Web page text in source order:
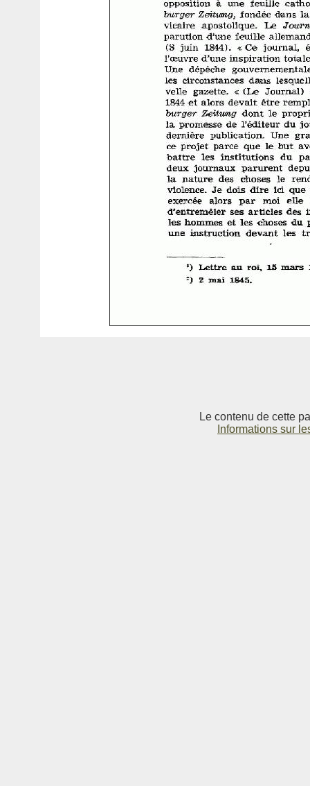
Le contenu de cette
Informations sur